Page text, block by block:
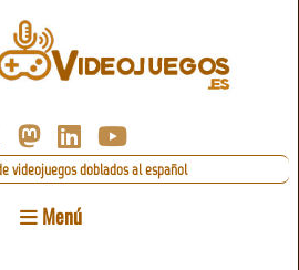
videojuegos doblados al español
Menú